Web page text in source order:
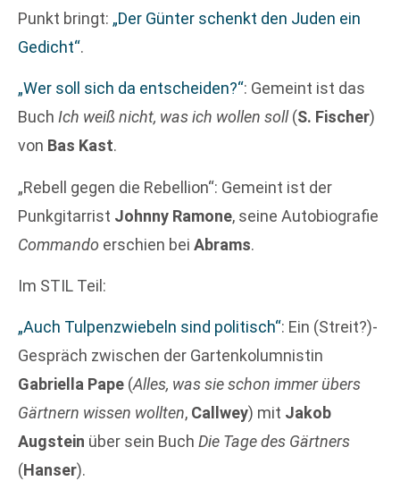
Punkt bringt: „Der Günter schenkt den Juden ein
Gedicht“.
„Wer soll sich da entscheiden?“: Gemeint ist das
Buch Ich weiß nicht, was ich wollen soll(S. Fischer)
von Bas Kast.
„Rebell gegen die Rebellion“: Gemeint ist der
Punkgitarrist Johnny Ramone, seine Autobiografie
Commando erschien bei Abrams.
Im STIL Teil:
„Auch Tulpenzwiebeln sind politisch“: Ein (Streit?)-
Gespräch zwischen der Gartenkolumnistin
Gabriella Pape (Alles, was sie schon immer übers
Gärtnern wissen wollten, Callwey) mit Jakob
Augstein über sein Buch Die Tage des Gärtners
(Hanser).